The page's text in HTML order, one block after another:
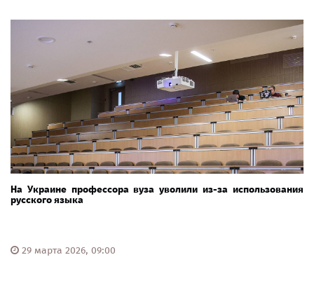
На Украине профессора вуза уволили из-за использования
русского языка
29 марта 2026, 09:00